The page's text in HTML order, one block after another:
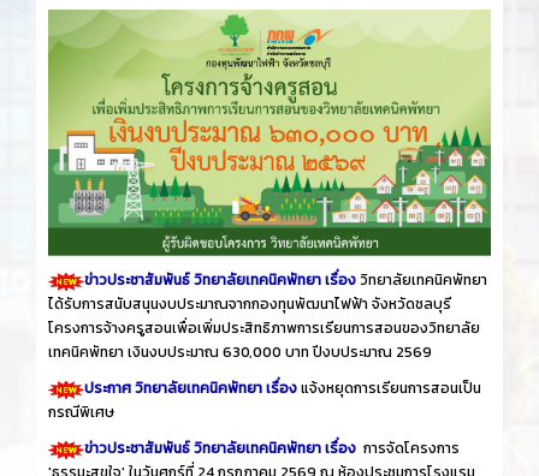
ข่าวประชาสัมพันธ์ วิทยาลัยเทคนิคพัทยา เรื่องวิทยาลัยเทคนิคพัทยา
ได้รับการสนับสนุนงบประมาณจากกองทุนพัฒนาไฟฟ้า จังหวัดชลบุรี
โครงการจ้างครูสอนเพื่อเพิ่มประสิทธิภาพการเรียนการสอนของวิทยาลัย
เทคนิคพัทยา เงินงบประมาณ 630,000 บาท ปีงบประมาณ 2569
ประกาศ วิทยาลัยเทคนิคพัทยา เรื่องแจ้งหยุดการเรียนการสอนเป็น
กรณีพิเศษ
ข่าวประชาสัมพันธ์ วิทยาลัยเทคนิคพัทยา เรื่อง การจัดโครงการ